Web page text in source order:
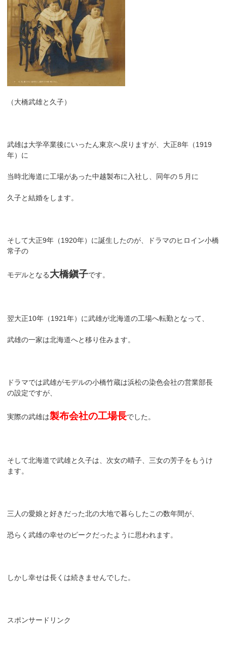
（大橋武雄と久子）
武雄は大学卒業後にいったん東京へ戻りますが、大正8年（1919
年）に
当時北海道に工場があった中越製布に入社し、同年の５月に
久子と結婚をします。
そして大正9年（1920年）に誕生したのが、ドラマのヒロイン小橋
常子の
モデルとなる大橋鎭子です。
翌大正10年（1921年）に武雄が北海道の工場へ転勤となって、
武雄の一家は北海道へと移り住みます。
ドラマでは武雄がモデルの小橋竹蔵は浜松の染色会社の営業部長
の設定ですが、
実際の武雄は製布会社の工場長でした。
そして北海道で武雄と久子は、次女の晴子、三女の芳子をもうけ
ます。
三人の愛娘と好きだった北の大地で暮らしたこの数年間が、
恐らく武雄の幸せのピークだったように思われます。
しかし幸せは長くは続きませんでした。
スポンサードリンク